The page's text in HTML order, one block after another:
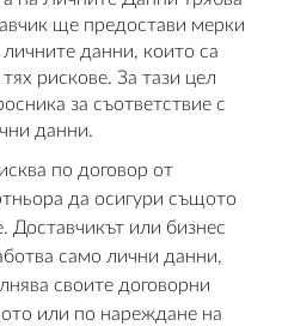
ще предостави мерки
данни, които са
рискове. За тази цел
за съответствие с
данни.
по договор от
да осигури същото
Доставчикът или бизнес
само лични данни,
своите договорни
или по нареждане на